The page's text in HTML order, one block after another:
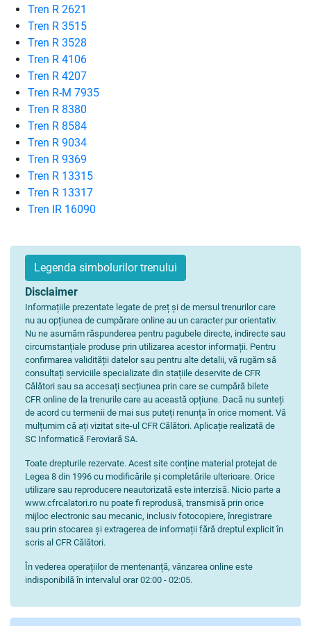
Tren R 2621
Tren R 3515
Tren R 3528
Tren R 4106
Tren R 4207
Tren R-M 7935
Tren R 8380
Tren R 8584
Tren R 9034
Tren R 9369
Tren R 13315
Tren R 13317
Tren IR 16090
Legenda simbolurilor trenului
Disclaimer
Informațiile prezentate legate de preț și de mersul trenurilor care
nu au opțiunea de cumpărare online au un caracter pur orientativ.
Nu ne asumăm răspunderea pentru pagubele directe, indirecte sau
circumstanțiale produse prin utilizarea acestor informații. Pentru
confirmarea validității datelor sau pentru alte detalii, vă rugăm să
consultați serviciile specializate din stațiile deservite de CFR
Călători sau sa accesați secțiunea prin care se cumpără bilete
CFR online de la trenurile care au această opțiune. Dacă nu sunteți
de acord cu termenii de mai sus puteți renunța în orice moment. Vă
mulțumim că ați vizitat site-ul CFR Călători. Aplicație realizată de
SC Informatică Feroviară SA.
Toate drepturile rezervate. Acest site conține material protejat de
Legea 8 din 1996 cu modificările și completările ulterioare. Orice
utilizare sau reproducere neautorizată este interzisă. Nicio parte a
www.cfrcalatori.ro nu poate fi reprodusă, transmisă prin orice
mijloc electronic sau mecanic, inclusiv fotocopiere, înregistrare
sau prin stocarea și extragerea de informații fără dreptul explicit în
scris al CFR Călători.
În vederea operațiilor de mentenanță, vânzarea online este
indisponibilă în intervalul orar 02:00 - 02:05.